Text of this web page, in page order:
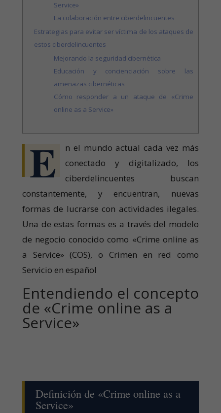
Service»
La colaboración entre ciberdelincuentes
Estrategias para evitar ser víctima de los ataques de
estos ciberdelincuentes
Mejorando la seguridad cibernética
Educación y concienciación sobre las
amenazas cibernéticas
Cómo responder a un ataque de «Crime
online as a Service»
E
n el mundo actual cada vez más
conectado y digitalizado, los
ciberdelincuentes buscan
constantemente, y encuentran, nuevas
formas de lucrarse con actividades ilegales.
Una de estas formas es a través del modelo
de negocio conocido como «Crime online as
a Service» (COS), o Crimen en red como
Servicio en español
Entendiendo el concepto
de «Crime online as a
Service»
Definición de «Crime online as a
Service»